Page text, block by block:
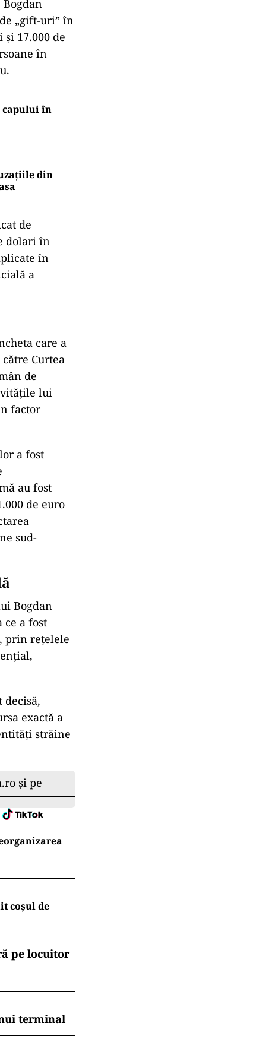
„gift-uri” în
17.000 de
în
capului în
din
de
dolari în
în
a
care a
Curtea
de
lui
factor
a fost
au fost
de euro
sud-
Bogdan
a fost
prin rețelele
exactă a
străine
și pe
coșul de
pe locuitor
terminal